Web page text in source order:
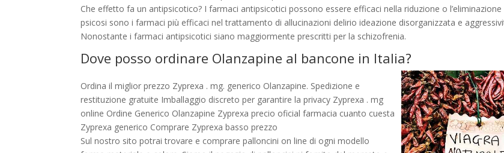
Che effetto fa un antipsicotico? I farmaci antipsicotici possono essere efficaci nella riduzione o
psicosi sono i farmaci più efficaci nel trattamento di allucinazioni delirio ideazione disorganizzata e
Nonostante i farmaci antipsicotici siano maggiormente prescritti per la schizofrenia.
Dove posso ordinare Olanzapine al bancone in Italia?
Ordina il miglior prezzo Zyprexa . mg. generico Olanzapine. Spedizione e
restituzione gratuite Imballaggio discreto per garantire la privacy Zyprexa . mg
online Ordine Generico Olanzapine Zyprexa precio oficial farmacia cuanto cuesta
Zyprexa generico Comprare Zyprexa basso prezzo
Sul nostro sito potrai trovare e comprare palloncini on line di ogni modello